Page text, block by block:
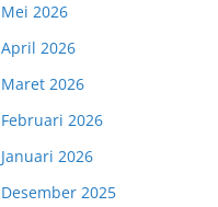
Mei 2026
April 2026
Maret 2026
Februari 2026
Januari 2026
Desember 2025